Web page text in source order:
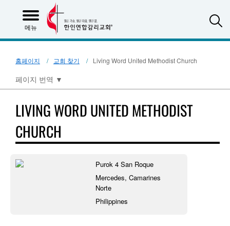
메뉴
홈페이지 교회 찾기 Living Word United Methodist Church
페이지 번역 ▼
LIVING WORD UNITED METHODIST
CHURCH
Purok 4 San Roque
Mercedes, Camarines
Norte
Philippines